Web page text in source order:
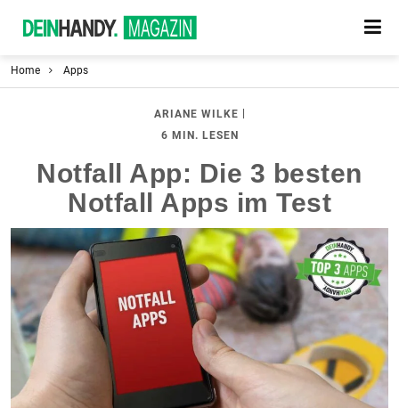
Home Apps
ARIANE WILKE
6 MIN. LESEN
Notfall App: Die 3 besten
Notfall Apps im Test